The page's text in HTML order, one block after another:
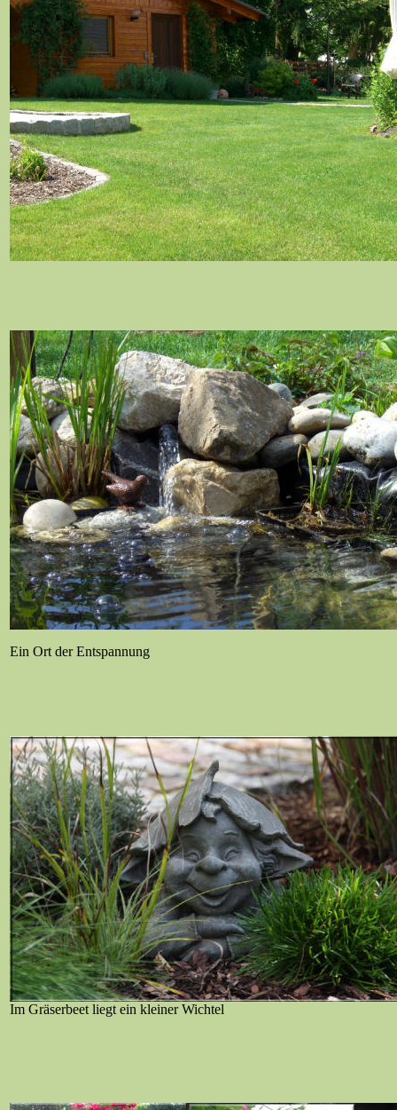
Ein Ort der Entspannung
Im Gräserbeet liegt ein kleiner Wichtel